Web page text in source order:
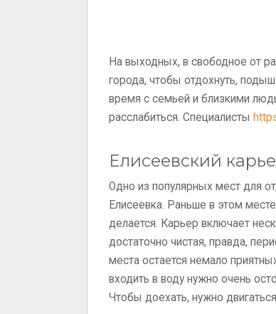
На выходных, в свободное от
города, чтобы отдохнуть,
время с семьей и близкими
расслабиться. Специалисты
Елисеевский
Одно из популярных мест для
Елисеевка. Раньше в этом
делается. Карьер включает
достаточно чистая, правда,
места остается немало
входить в воду нужно очень
Чтобы доехать, нужно